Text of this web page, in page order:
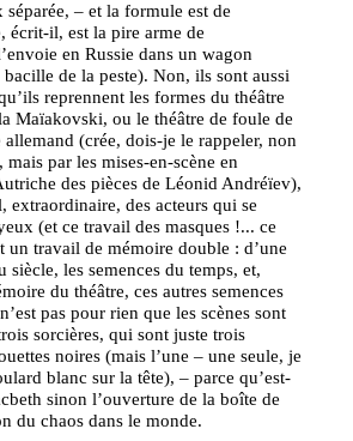
séparée, – et la formule est de
écrit-il, est la pire arme de
en Russie dans un wagon
de la peste). Non, ils sont aussi
reprennent les formes du théâtre
Maïakovski, ou le théâtre de foule de
allemand (crée, dois-je le rappeler, non
par les mises-en-scène en
des pièces de Léonid Andréïev),
extraordinaire, des acteurs qui se
(et ce travail des masques !... ce
un travail de mémoire double : d’une
siècle, les semences du temps, et,
du théâtre, ces autres semences
pas pour rien que les scènes sont
sorcières, qui sont juste trois
noires (mais l’une – une seule, je
blanc sur la tête), – parce qu’est-
sinon l’ouverture de la boîte de
du chaos dans le monde.